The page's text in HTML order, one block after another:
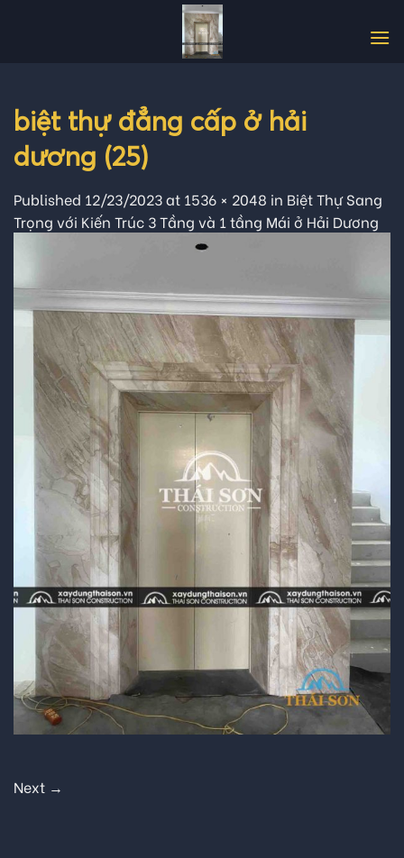
biệt thự đẳng cấp ở hải
dương (25)
Published 12/23/2023at 1536 × 2048 in Biệt Thự Sang
Trọng với Kiến Trúc 3 Tầng và 1 tầng Mái ở Hải Dương
Next →